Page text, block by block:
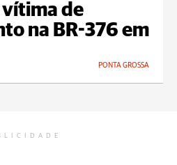
de
na BR-376 em
PONTA GROSSA